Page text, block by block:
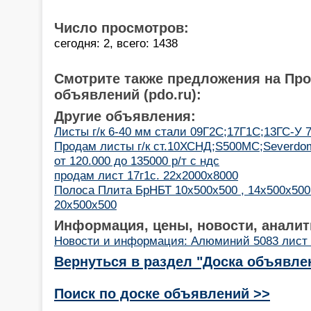
Число просмотров:
сегодня: 2, всего: 1438
Смотрите также предложения на
объявлений (pdo.ru):
Другие объявления:
Листы г/к 6-40 мм стали 09Г2С;17Г1С;13ГС-У
Продам листы г/к
от 120.000 до 135000 р/т с ндс
продам лист 17г1с. 22х2000х8000
Полоса Плита БрНБТ 10х500х500 ,
20х500х500
Информация, цены, новости,
Новости и информация: Алюминий 5083 лист
Вернуться в раздел "Доска
Поиск по доске объявлений >>